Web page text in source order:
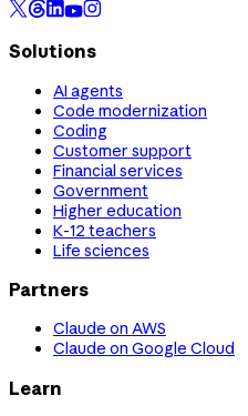
Solutions
AI agents
Code modernization
Coding
Customer support
Financial services
Government
Higher education
K-12 teachers
Life sciences
Partners
Claude on AWS
Claude on Google Cloud
Learn